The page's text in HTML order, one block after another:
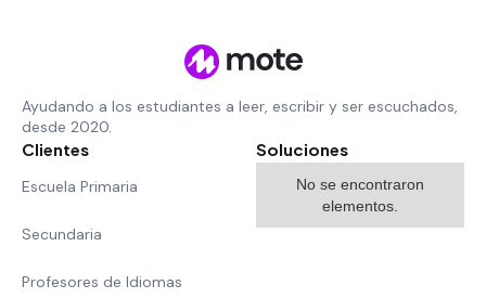
Ayudando a los estudiantes a leer, escribir y ser escuchados,
desde 2020.
Clientes
Escuela Primaria
Secundaria
Profesores de Idiomas
Soluciones
No se encontraron
elementos.